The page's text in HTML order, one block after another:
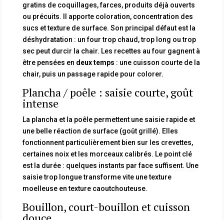
gratins de coquillages, farces, produits déjà ouverts
ou précuits. Il apporte coloration, concentration des
sucs et texture de surface. Son principal défaut est la
déshydratation : un four trop chaud, trop long ou trop
sec peut durcir la chair. Les recettes au four gagnent à
être pensées en deux temps : une cuisson courte de la
chair, puis un passage rapide pour colorer.
Plancha / poêle : saisie courte, goût
intense
La plancha et la poêle permettent une saisie rapide et
une belle réaction de surface (goût grillé). Elles
fonctionnent particulièrement bien sur les crevettes,
certaines noix et les morceaux calibrés. Le point clé
est la durée : quelques instants par face suffisent. Une
saisie trop longue transforme vite une texture
moelleuse en texture caoutchouteuse.
Bouillon, court-bouillon et cuisson